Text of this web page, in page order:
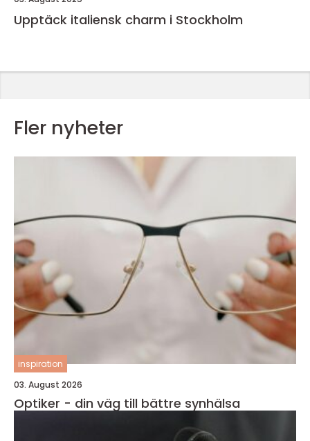
Upptäck italiensk charm i Stockholm
Fler nyheter
inspiration
03. August 2026
Optiker - din väg till bättre synhälsa